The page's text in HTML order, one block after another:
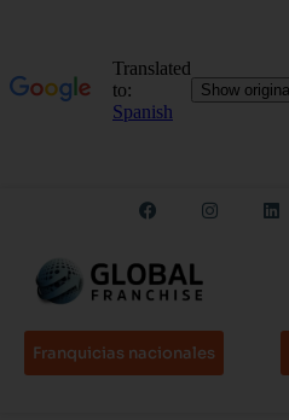
Franquicias nacionales